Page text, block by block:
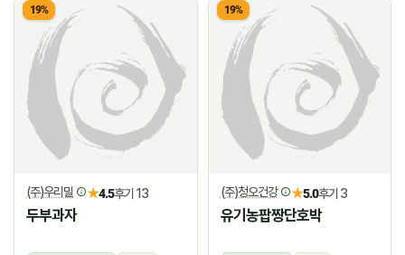
19%
(주)우리밀 ★4.5후기 13
두부과자
19%
(주)청오건강 ★5.0후기 3
유기농팝짱단호박